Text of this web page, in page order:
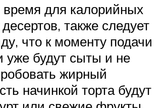
время для калорийных
также следует
что к моменту подачи
уже будут сыты и не
жирный
начинкой торта будут